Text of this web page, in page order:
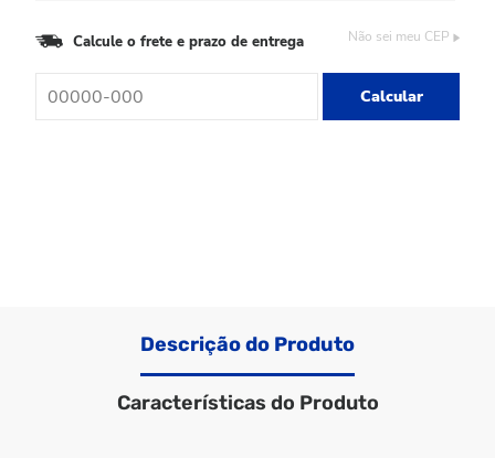
Calcule o frete e prazo de entrega Não sei meu CEP
Calcular
Descrição do Produto
Características do Produto